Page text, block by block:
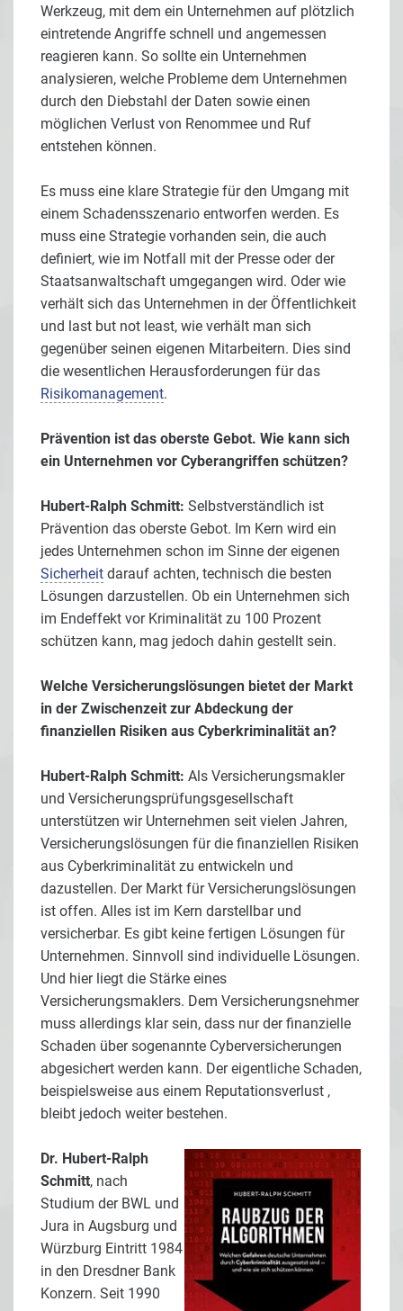
Werkzeug, mit dem ein Unternehmen auf plötzlich
eintretende Angriffe schnell und angemessen
reagieren kann. So sollte ein Unternehmen
analysieren, welche Probleme dem Unternehmen
durch den Diebstahl der Daten sowie einen
möglichen Verlust von Renommee und Ruf
entstehen können.
Es muss eine klare Strategie für den Umgang mit
einem Schadensszenario entworfen werden. Es
muss eine Strategie vorhanden sein, die auch
definiert, wie im Notfall mit der Presse oder der
Staatsanwaltschaft umgegangen wird. Oder wie
verhält sich das Unternehmen in der Öffentlichkeit
und last but not least, wie verhält man sich
gegenüber seinen eigenen Mitarbeitern. Dies sind
die wesentlichen Herausforderungen für das
Risikomanagement.
Prävention ist das oberste Gebot. Wie kann sich
ein Unternehmen vor Cyberangriffen schützen?
Hubert-Ralph Schmitt: Selbstverständlich ist
Prävention das oberste Gebot. Im Kern wird ein
jedes Unternehmen schon im Sinne der eigenen
Sicherheit darauf achten, technisch die besten
Lösungen darzustellen. Ob ein Unternehmen sich
im Endeffekt vor Kriminalität zu 100 Prozent
schützen kann, mag jedoch dahin gestellt sein.
Welche Versicherungslösungen bietet der Markt
in der Zwischenzeit zur Abdeckung der
finanziellen Risiken aus Cyberkriminalität an?
Hubert-Ralph Schmitt: Als Versicherungsmakler
und Versicherungsprüfungsgesellschaft
unterstützen wir Unternehmen seit vielen Jahren,
Versicherungslösungen für die finanziellen Risiken
aus Cyberkriminalität zu entwickeln und
dazustellen. Der Markt für Versicherungslösungen
ist offen. Alles ist im Kern darstellbar und
versicherbar. Es gibt keine fertigen Lösungen für
Unternehmen. Sinnvoll sind individuelle Lösungen.
Und hier liegt die Stärke eines
Versicherungsmaklers. Dem Versicherungsnehmer
muss allerdings klar sein, dass nur der finanzielle
Schaden über sogenannte Cyberversicherungen
abgesichert werden kann. Der eigentliche Schaden,
beispielsweise aus einem Reputationsverlust ,
bleibt jedoch weiter bestehen.
Dr. Hubert-Ralph
Schmitt, nach
Studium der BWL und
Jura in Augsburg und
Würzburg Eintritt 1984
in den Dresdner Bank
Konzern. Seit 1990